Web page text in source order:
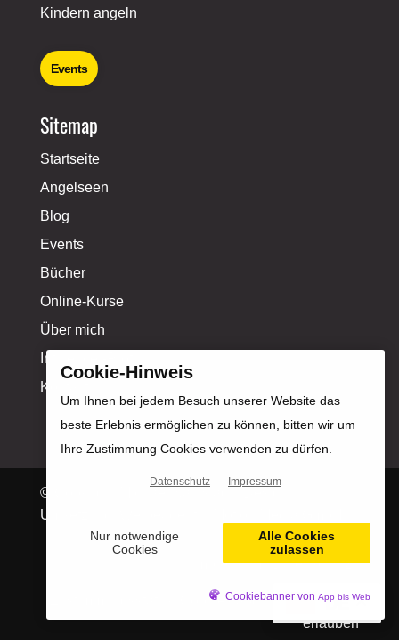
Kindern angeln
Events
Sitemap
Startseite
Angelseen
Blog
Events
Bücher
Online-Kurse
Über mich
Influencer-Profil
Kontakt
© Copyright Michael Kahlstadt |
Umsetzung: Werbeagentur Motion Media GmbH
Impressum|Datenschutz|
Zustimmungsstatus: Cookies abgelehnt.Cookies
erlauben
DE
Cookie-Hinweis
Um Ihnen bei jedem Besuch unserer Website das
beste Erlebnis ermöglichen zu können, bitten wir um
Ihre Zustimmung Cookies verwenden zu dürfen.
Datenschutz Impressum
Nur notwendige
Cookies
Alle Cookies
zulassen
Cookiebanner von App bis Web